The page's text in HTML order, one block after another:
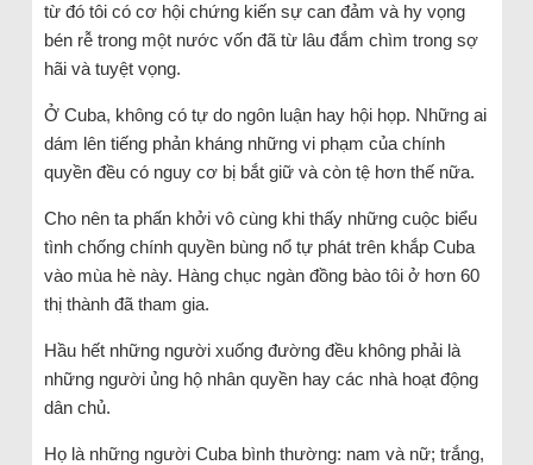
từ đó tôi có cơ hội chứng kiến sự can đảm và hy vọng
bén rễ trong một nước vốn đã từ lâu đắm chìm trong sợ
hãi và tuyệt vọng.
Ở Cuba, không có tự do ngôn luận hay hội họp. Những ai
dám lên tiếng phản kháng những vi phạm của chính
quyền đều có nguy cơ bị bắt giữ và còn tệ hơn thế nữa.
Cho nên ta phấn khởi vô cùng khi thấy những cuộc biểu
tình chống chính quyền bùng nổ tự phát trên khắp Cuba
vào mùa hè này. Hàng chục ngàn đồng bào tôi ở hơn 60
thị thành đã tham gia.
Hầu hết những người xuống đường đều không phải là
những người ủng hộ nhân quyền hay các nhà hoạt động
dân chủ.
Họ là những người Cuba bình thường: nam và nữ; trắng,